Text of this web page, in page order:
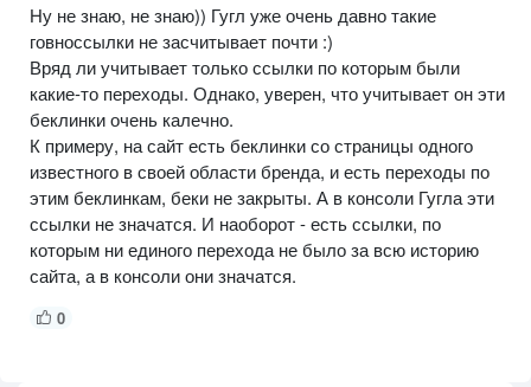
Ну не знаю, не знаю)) Гугл уже очень давно такие
говноссылки не засчитывает почти :)
Вряд ли учитывает только ссылки по которым были
какие-то переходы. Однако, уверен, что учитывает он эти
беклинки очень калечно.
К примеру, на сайт есть беклинки со страницы одного
известного в своей области бренда, и есть переходы по
этим беклинкам, беки не закрыты. А в консоли Гугла эти
ссылки не значатся. И наоборот - есть ссылки, по
которым ни единого перехода не было за всю историю
сайта, а в консоли они значатся.
0